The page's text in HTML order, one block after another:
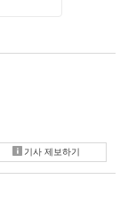
기사 제보하기